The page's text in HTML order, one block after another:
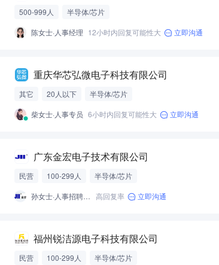
500-999人
半导体/芯片
陈女士·人事经理 12小时内回复可能性大 立即沟通
重庆华芯弘微电子科技有限公司
其它 20人以下
半导体/芯片
柴女士·人事专员 6小时内回复可能性大 立即沟通
广东金宏电子技术有限公司
民营 100-299人
半导体/芯片
孙女士·人事招聘专员 高回复率 立即沟通
福州锐洁源电子科技有限公司
民营 100-299人
半导体/芯片